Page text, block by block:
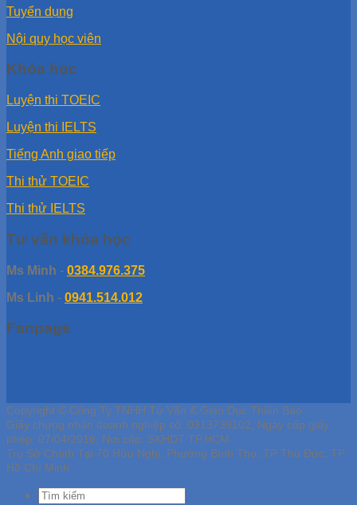
Tuyển dụng
Nội quy học viên
Khóa học
Luyện thi TOEIC
Luyện thi IELTS
Tiếng Anh giao tiếp
Thi thử TOEIC
Thi thử IELTS
Tư vấn khóa học
Ms Minh - 0384.976.375
Ms Linh - 0941.514.012
Fanpage
Copyright © Công Ty TNHH Tư Vấn & Giáo Dục Thiên Bảo
Giấy chứng nhận doanh nghiệp số: 0313739102, Ngày cấp giấy
phép: 07/04/2016, Nơi cấp: SKHDT TP.HCM
Trụ Sở Chính Tại 70 Hữu Nghị, Phường Bình Thọ, TP Thủ Đức, TP
Hồ Chí Minh